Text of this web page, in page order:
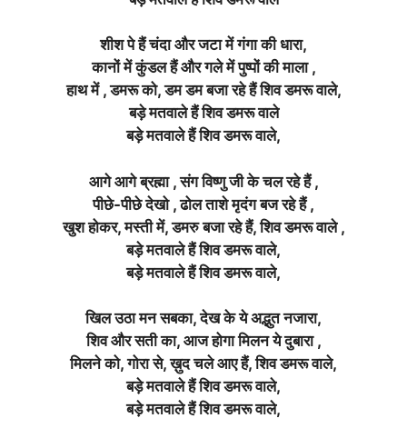
शीश पे हैं चंदा और जटा में गंगा की धारा,
कानों में कुंडल हैं और गले में पुष्पों की माला ,
हाथ में , डमरू को, डम डम बजा रहे हैं शिव डमरू वाले,
बड़े मतवाले हैं शिव डमरू वाले
बड़े मतवाले हैं शिव डमरू वाले,
आगे आगे ब्रह्मा , संग विष्णु जी के चल रहे हैं ,
पीछे-पीछे देखो , ढोल ताशे मृदंग बज रहे हैं ,
खुश होकर, मस्ती में, डमरु बजा रहे हैं, शिव डमरू वाले ,
बड़े मतवाले हैं शिव डमरू वाले,
बड़े मतवाले हैं शिव डमरू वाले,
खिल उठा मन सबका, देख के ये अद्भुत नजारा,
शिव और सती का, आज होगा मिलन ये दुबारा ,
मिलने को, गोरा से, ख़ुद चले आए हैं, शिव डमरू वाले,
बड़े मतवाले हैं शिव डमरू वाले,
बड़े मतवाले हैं शिव डमरू वाले,